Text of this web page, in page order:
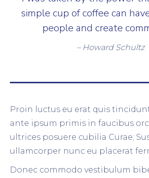
simple cup of coffee can
people and create
– Howard Schultz
Proin luctus eu erat quis
ante ipsum primis in faucibus
ultrices posuere cubilia Curae;
ullamcorper nunc eu placerat
Donec commodo vestibulum